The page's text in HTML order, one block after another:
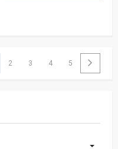
2 3 4 5